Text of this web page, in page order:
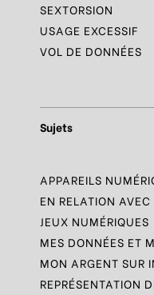
SEXTORSION
USAGE EXCESSIF
VOL DE DONNÉES
Sujets
APPAREILS
EN RELATION
JEUX NUMÉRIQUES
MES DONNÉES ET
MON ARGENT SUR
REPRÉSENTATION